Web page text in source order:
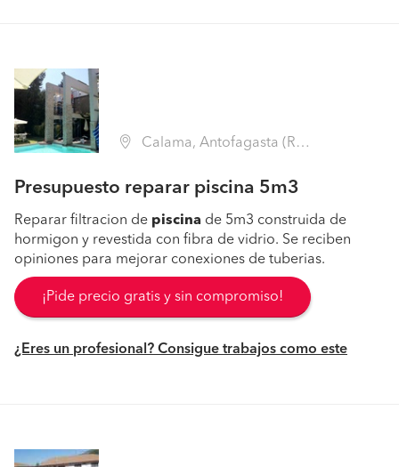
Calama, Antofagasta (Región II Antofagasta - Antofagasta)
Presupuesto reparar piscina 5m3
Reparar filtracion de piscina de 5m3 construida de
hormigon y revestida con fibra de vidrio. Se reciben
opiniones para mejorar conexiones de tuberias.
¡Pide precio gratis y sin compromiso!
¿Eres un profesional? Consigue trabajos como este